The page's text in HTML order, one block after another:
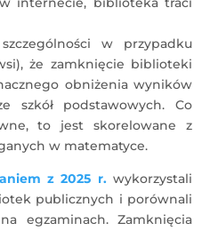
w przypadku
że zamknięcie biblioteki
obniżenia wyników
szkół podstawowych. Co
to jest skorelowane z
w matematyce.
z 2025 r.wykorzystali
publicznych i porównali
egzaminach. Zamknięcia